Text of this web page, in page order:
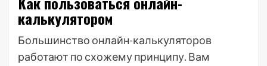
калькулятором
Большинство онлайн-калькуляторов
работают по схожему принципу. Вам